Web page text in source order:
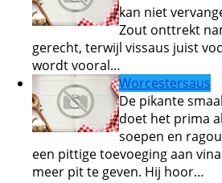
kan niet
Zout onttrekt
gerecht, terwijl vissaus juist
wordt vooral…
Worcestersaus
De pikante
doet het prima
soepen en
een pittige toevoeging aan
meer pit te geven. Hij hoor…